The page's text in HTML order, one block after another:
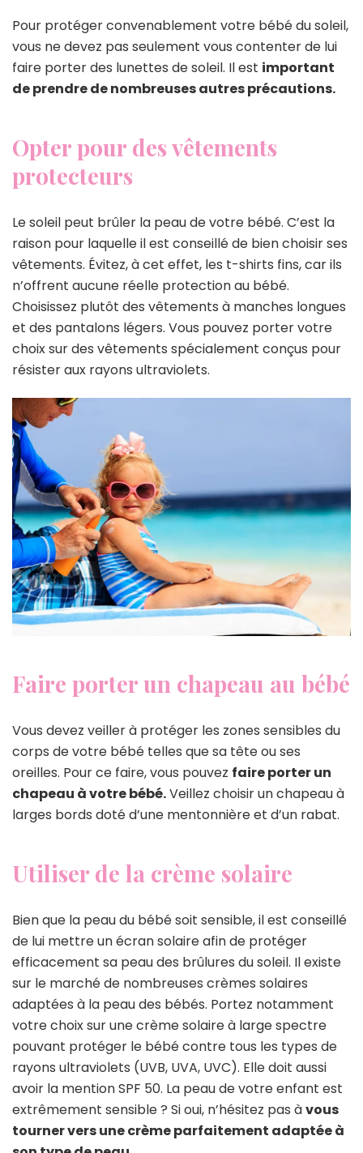
Pour protéger convenablement votre bébé du soleil,
vous ne devez pas seulement vous contenter de lui
faire porter des lunettes de soleil. Il est important
de prendre de nombreuses autres précautions.
Opter pour des vêtements
protecteurs
Le soleil peut brûler la peau de votre bébé. C’est la
raison pour laquelle il est conseillé de bien choisir ses
vêtements. Évitez, à cet effet, les t-shirts fins, car ils
n’offrent aucune réelle protection au bébé.
Choisissez plutôt des vêtements à manches longues
et des pantalons légers. Vous pouvez porter votre
choix sur des vêtements spécialement conçus pour
résister aux rayons ultraviolets.
Faire porter un chapeau au bébé
Vous devez veiller à protéger les zones sensibles du
corps de votre bébé telles que sa tête ou ses
oreilles. Pour ce faire, vous pouvez faire porter un
chapeau à votre bébé.Veillez choisir un chapeau à
larges bords doté d’une mentonnière et d’un rabat.
Utiliser de la crème solaire
Bien que la peau du bébé soit sensible, il est conseillé
de lui mettre un écran solaire afin de protéger
efficacement sa peau des brûlures du soleil. Il existe
sur le marché de nombreuses crèmes solaires
adaptées à la peau des bébés. Portez notamment
votre choix sur une crème solaire à large spectre
pouvant protéger le bébé contre tous les types de
rayons ultraviolets (UVB, UVA, UVC). Elle doit aussi
avoir la mention SPF 50. La peau de votre enfant est
extrêmement sensible ? Si oui, n’hésitez pas àvous
tourner vers une crème parfaitement adaptée à